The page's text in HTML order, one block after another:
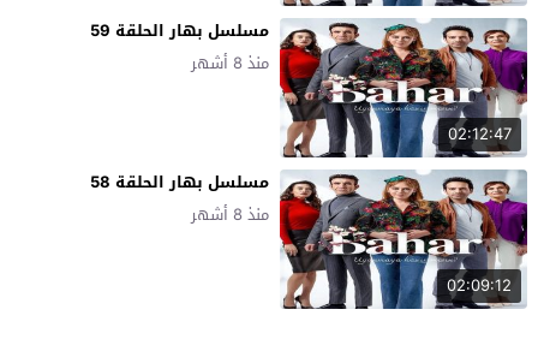
02:12:47
مسلسل بهار الحلقة 59
منذ 8 أشهر
02:09:12
مسلسل بهار الحلقة 58
منذ 8 أشهر